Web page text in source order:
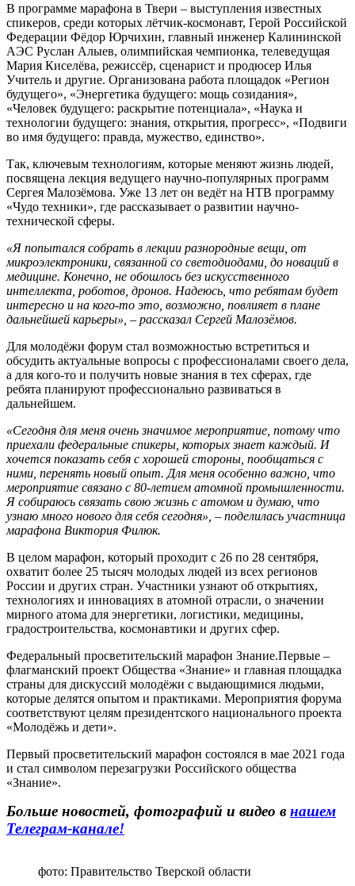
В программе марафона в Твери – выступления известных
спикеров, среди которых лётчик-космонавт, Герой Российской
Федерации Фёдор Юрчихин, главный инженер Калининской
АЭС Руслан Алыев, олимпийская чемпионка, телеведущая
Мария Киселёва, режиссёр, сценарист и продюсер Илья
Учитель и другие. Организована работа площадок «Регион
будущего», «Энергетика будущего: мощь созидания»,
«Человек будущего: раскрытие потенциала», «Наука и
технологии будущего: знания, открытия, прогресс», «Подвиги
во имя будущего: правда, мужество, единство».
Так, ключевым технологиям, которые меняют жизнь людей,
посвящена лекция ведущего научно-популярных программ
Сергея Малозёмова. Уже 13 лет он ведёт на НТВ программу
«Чудо техники», где рассказывает о развитии научно-
технической сферы.
«Я попытался собрать в лекции разнородные вещи, от
микроэлектроники, связанной со светодиодами, до новаций в
медицине. Конечно, не обошлось без искусственного
интеллекта, роботов, дронов. Надеюсь, что ребятам будет
интересно и на кого-то это, возможно, повлияет в плане
дальнейшей карьеры», – рассказал Сергей Малозёмов.
Для молодёжи форум стал возможностью встретиться и
обсудить актуальные вопросы с профессионалами своего дела,
а для кого-то и получить новые знания в тех сферах, где
ребята планируют профессионально развиваться в
дальнейшем.
«Сегодня для меня очень значимое мероприятие, потому что
приехали федеральные спикеры, которых знает каждый. И
хочется показать себя с хорошей стороны, пообщаться с
ними, перенять новый опыт. Для меня особенно важно, что
мероприятие связано с 80-летием атомной промышленности.
Я собираюсь связать свою жизнь с атомом и думаю, что
узнаю много нового для себя сегодня», – поделилась участница
марафона Виктория Филюк.
В целом марафон, который проходит с 26 по 28 сентября,
охватит более 25 тысяч молодых людей из всех регионов
России и других стран. Участники узнают об открытиях,
технологиях и инновациях в атомной отрасли, о значении
мирного атома для энергетики, логистики, медицины,
градостроительства, космонавтики и других сфер.
Федеральный просветительский марафон Знание.Первые –
флагманский проект Общества «Знание» и главная площадка
страны для дискуссий молодёжи с выдающимися людьми,
которые делятся опытом и практиками. Мероприятия форума
соответствуют целям президентского национального проекта
«Молодёжь и дети».
Первый просветительский марафон состоялся в мае 2021 года
и стал символом перезагрузки Российского общества
«Знание».
Больше новостей, фотографий и видео в нашем
Телеграм-канале!
фото: Правительство Тверской области